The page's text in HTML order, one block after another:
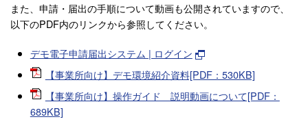
また、申請・届出の手順について動画も公開されていますので、
以下のPDF内のリンクから参照してください。
デモ電子申請届出システム | ログイン
【事業所向け】デモ環境紹介資料[PDF：530KB]
【事業所向け】操作ガイド 説明動画について[PDF：
689KB]